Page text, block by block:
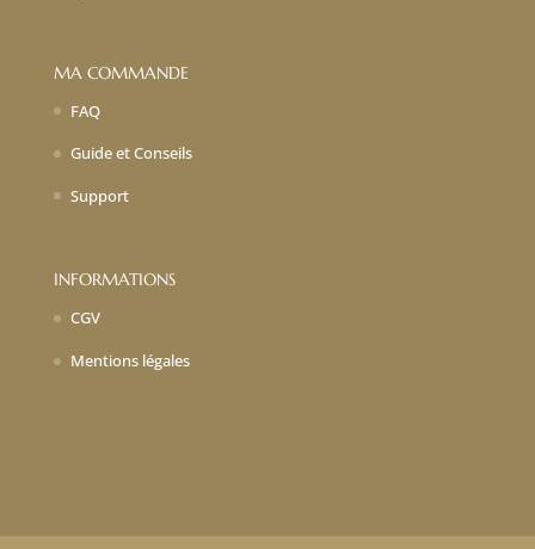
MA COMMANDE
FAQ
Guide et Conseils
Support
INFORMATIONS
CGV
Mentions légales